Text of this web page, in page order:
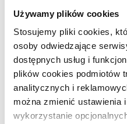
Używamy plików cookies
Stosujemy pliki cookies,
osoby odwiedzające
dostępnych usług i
plików cookies podmiotów
analitycznych i
można zmienić ustawienia
wykorzystanie
Łukasz
Artykuł dotyczył kategorii:
Zarządzanie
Polecane artykuły